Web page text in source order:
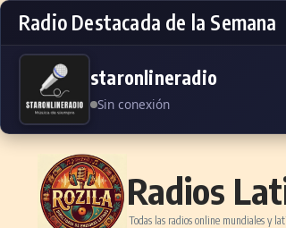
Radio Destacada de la Semana
staronlineradio
Sin conexión
Skip to content
Radios
Todas las radios online mundiales y